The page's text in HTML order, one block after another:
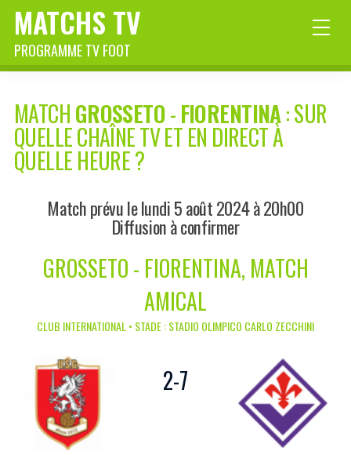
MATCHS TV
PROGRAMME TV FOOT
MATCHGROSSETO-FIORENTINA: SUR
QUELLE CHAÎNE TV ET EN DIRECT À
QUELLE HEURE ?
Match prévu le lundi 5 août 2024 à 20h00
Diffusion à confirmer
GROSSETO - FIORENTINA, MATCH
AMICAL
CLUB INTERNATIONAL • STADE : STADIO OLIMPICO CARLO ZECCHINI
2-7